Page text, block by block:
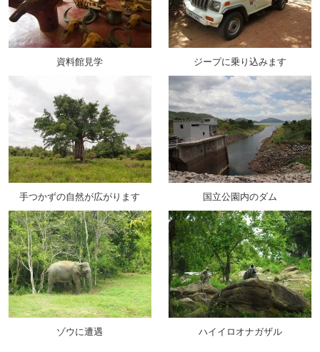
資料館見学 ジープに乗り込みます
手つかずの自然が広がります 国立公園内のダム
ゾウに遭遇 ハイイロオナガザル